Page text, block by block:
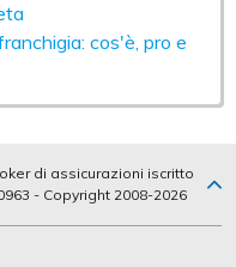
cos'è, pro e
di assicurazioni iscritto
- Copyright 2008-2026